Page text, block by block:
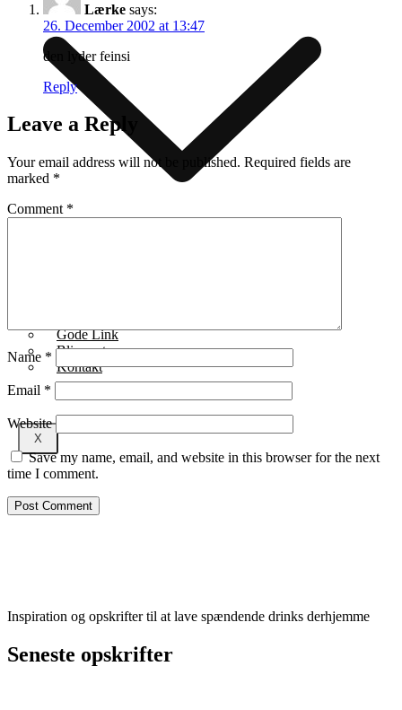
Gode Link
Bliv partner
Kontakt
X
Lærke says:
26. December 2002 at 13:47
den lyder feinsi
Reply
Leave a Reply
Your email address will not be published. Required fields are
marked *
Comment *
Name *
Email *
Website
Save my name, email, and website in this browser for the next
time I comment.
Inspiration og opskrifter til at lave spændende drinks derhjemme
Seneste opskrifter